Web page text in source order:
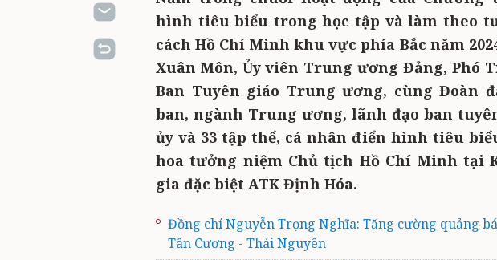
hình tiêu biểu trong học tập và làm theo
cách Hồ Chí Minh khu vực phía Bắc năm
Xuân Môn, Ủy viên Trung ương Đảng, Phó
Ban Tuyên giáo Trung ương, cùng Đoàn
ban, ngành Trung ương, lãnh đạo ban
ủy và 33 tập thể, cá nhân điển hình tiêu
hoa tưởng niệm Chủ tịch Hồ Chí Minh tại
gia đặc biệt ATK Định Hóa.
Đồng chí Nguyễn Trọng Nghĩa: Tăng cường quảng
Tân Cương - Thái Nguyên